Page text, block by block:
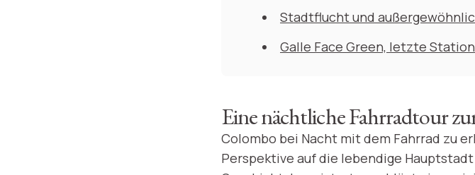
Stadtflucht und
Galle Face Green, letzte
Eine nächtliche Fahrradtour
Colombo bei Nacht mit dem Fahrrad zu
Perspektive auf die lebendige